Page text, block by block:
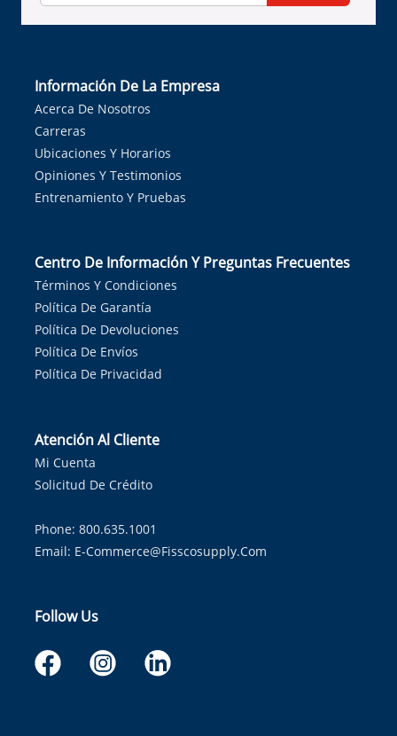
Información De La Empresa
Acerca De Nosotros
Carreras
Ubicaciones Y Horarios
Opiniones Y Testimonios
Entrenamiento Y Pruebas
Centro De Información Y Preguntas Frecuentes
Términos Y Condiciones
Política De Garantía
Política De Devoluciones
Política De Envíos
Política De Privacidad
Atención Al Cliente
Mi Cuenta
Solicitud De Crédito
Phone: 800.635.1001
Email: E-Commerce@fisscosupply.com
Follow Us